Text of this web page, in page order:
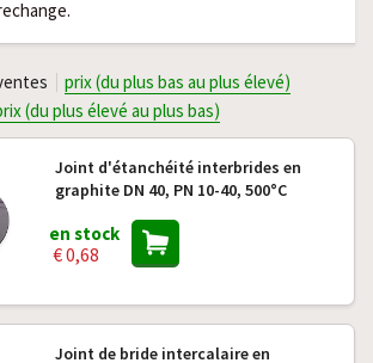
prix (du plus bas au plus élevé)
(du plus élevé au plus bas)
Joint d'étanchéité interbrides en
graphite DN 40, PN 10-40, 500°C
en stock
€ 0,68
Joint de bride intercalaire en